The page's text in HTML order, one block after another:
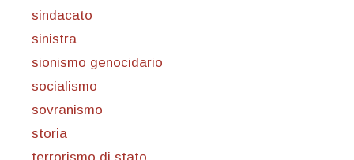
sindacato
sinistra
sionismo genocidario
socialismo
sovranismo
storia
terrorismo di stato